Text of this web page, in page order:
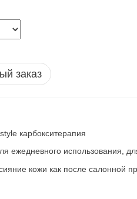
заказ
карбокситерапия
ежедневного использования,
кожи как после салонной